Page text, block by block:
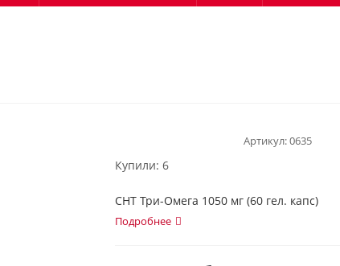
Артикул:0635
Купили: 6
СНТ Три-Омега 1050 мг (60 гел. капс)
Подробнее